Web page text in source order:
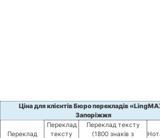
Ціна для клієнтів Бюро перекладів
Запоріжжя
Переклад
Переклад
тексту
Переклад тексту
(1800 знаків з